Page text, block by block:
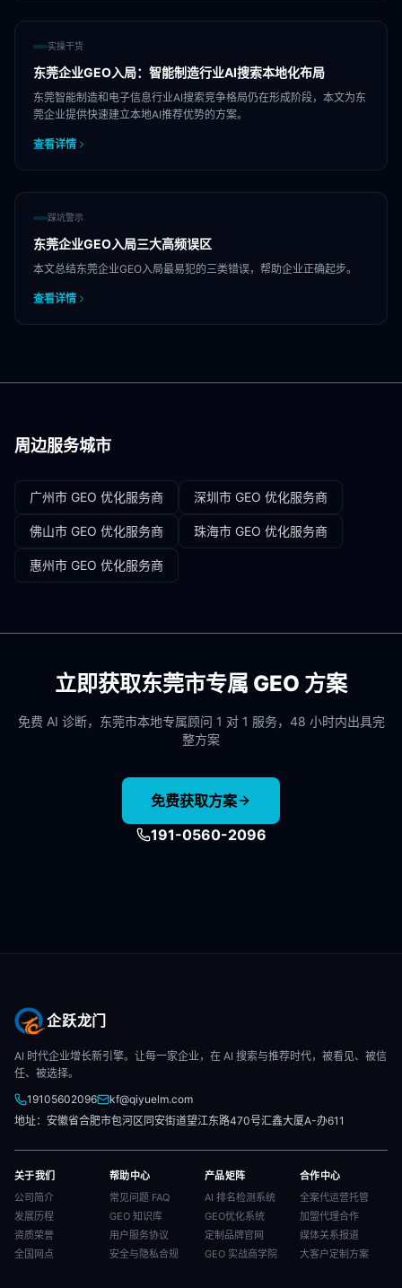
实操干货
东莞企业GEO入局：智能制造行业AI搜索本地化布局
东莞智能制造和电子信息行业AI搜索竞争格局仍在形成阶段，本文为东
莞企业提供快速建立本地AI推荐优势的方案。
查看详情
踩坑警示
东莞企业GEO入局三大高频误区
本文总结东莞企业GEO入局最易犯的三类错误，帮助企业正确起步。
查看详情
周边服务城市
广州市 GEO 优化服务商 深圳市 GEO 优化服务商
佛山市 GEO 优化服务商 珠海市 GEO 优化服务商
惠州市 GEO 优化服务商
立即获取东莞市专属 GEO 方案
免费 AI 诊断， 东莞市本地专属顾问 1 对 1 服务，48 小时内出具完
整方案
免费获取方案
191-0560-2096
企跃龙门
AI 时代企业增长新引擎。让每一家企业，在 AI 搜索与推荐时代，被看见、被信
任、被选择。
19105602096
kf@qiyuelm.com
地址：安徽省合肥市包河区同安街道望江东路470号汇鑫大厦A-办611
关于我们
公司简介
发展历程
资质荣誉
全国网点
帮助中心
常见问题 FAQ
GEO 知识库
用户服务协议
安全与隐私合规
产品矩阵
AI 排名检测系统
GEO优化系统
定制品牌官网
GEO 实战商学院
合作中心
全案代运营托管
加盟代理合作
媒体关系报道
大客户定制方案